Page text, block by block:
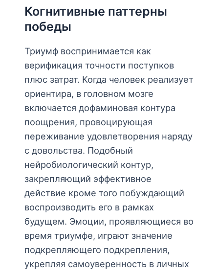
Когнитивные паттерны
победы
Триумф воспринимается как
верификация точности поступков
плюс затрат. Когда человек реализует
ориентира, в головном мозге
включается дофаминовая контура
поощрения, провоцирующая
переживание удовлетворения наряду
с довольства. Подобный
нейробиологический контур,
закрепляющий эффективное
действие кроме того побуждающий
воспроизводить его в рамках
будущем. Эмоции, проявляющиеся во
время триумфе, играют значение
подкрепляющего подкрепления,
укрепляя самоуверенность в личных